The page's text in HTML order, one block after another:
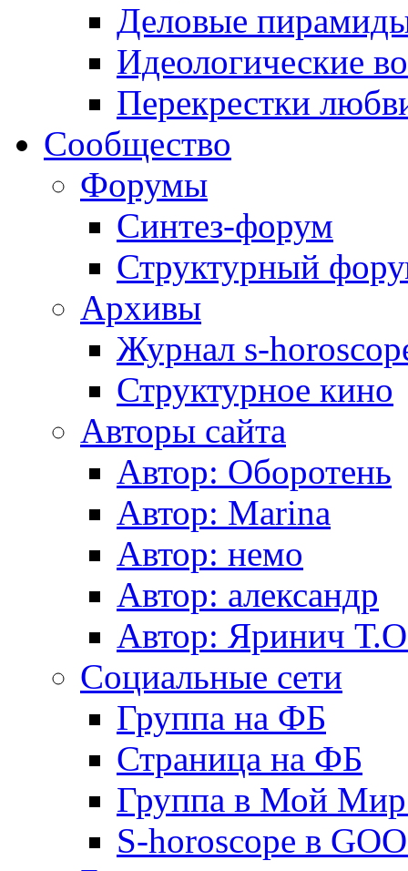
Деловые
Идеологические
Перекрестки
Сообщество
Форумы
Синтез-форум
Структурный
Архивы
Журнал s-
Структурное кино
Авторы сайта
Автор: Оборотень
Автор: Marina
Автор: немo
Автор: александр
Автор: Яринич
Социальные сети
Группа на ФБ
Страница на ФБ
Группа в Мой
S-horoscope в